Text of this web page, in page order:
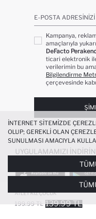
ATLET KIZ ÇOCUK
199.99 TL 139.99 TL
E-POSTA ADRESINIZI
Kampanya,
amaçlarıyla
DeFacto
ticari elektronik
verilerimin bu
Bilgilendirme
çerçevesinde
UYGULAMAMIZI İNDIRIN
POPÜLER
İNTERNET SITEMIZDE
OLUP; GEREKLI OLAN
SUNULMASI AMACIYLA
ÜÇÜNCÜ TARAF ÇEREZLER
DENEYIMI SUNULABILMESI,
KIŞISELLEŞTIRMESI VE AÇIK
YÖNELIK PAZARLAMA
SINIRLI OLARAK
ÇEREZ TERCIHLERIPANELI
ÇEREZLERLE ILGILI DAHA